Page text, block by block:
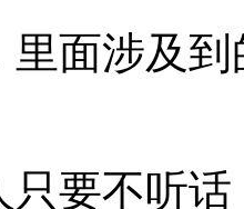
涉及到
不听话